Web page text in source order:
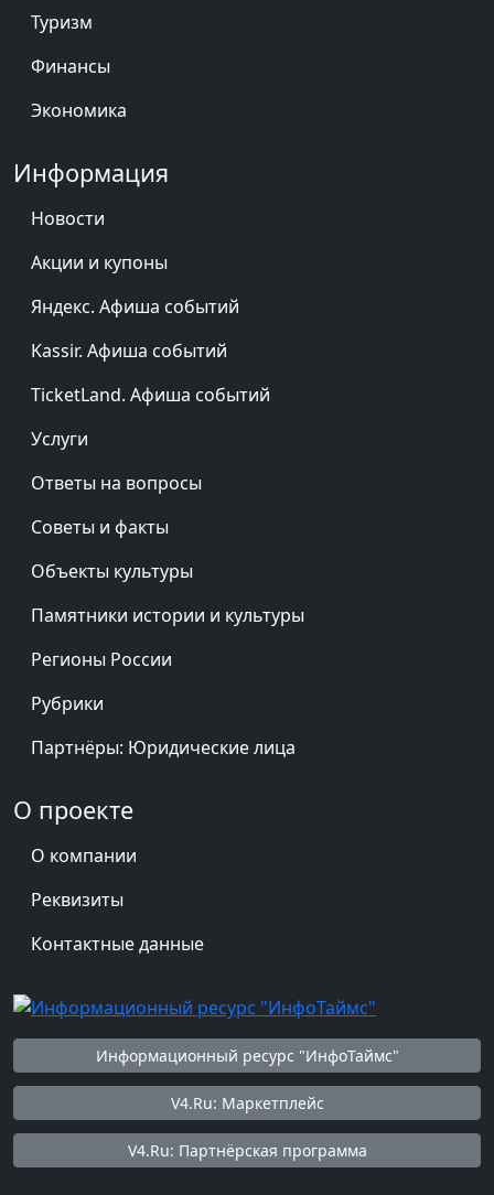
Туризм
Финансы
Экономика
Информация
Новости
Акции и купоны
Яндекс. Афиша событий
Kassir. Афиша событий
TicketLand. Афиша событий
Услуги
Ответы на вопросы
Советы и факты
Объекты культуры
Памятники истории и культуры
Регионы России
Рубрики
Партнёры: Юридические лица
О проекте
О компании
Реквизиты
Контактные данные
Информационный ресурс "ИнфоТаймс"
V4.Ru: Маркетплейс
V4.Ru: Партнёрская программа